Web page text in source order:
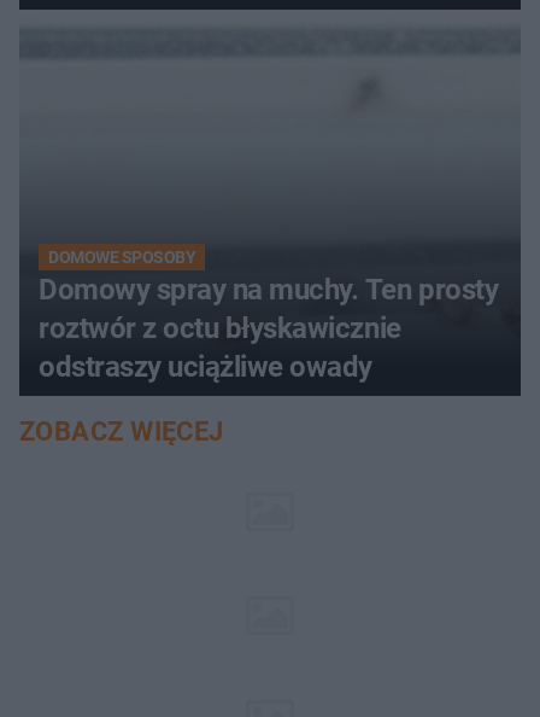
DOMOWE SPOSOBY
Domowy spray na muchy. Ten prosty
roztwór z octu błyskawicznie
odstraszy uciążliwe owady
ZOBACZ WIĘCEJ